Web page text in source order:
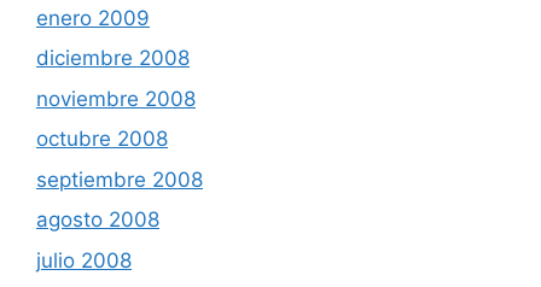
enero 2009
diciembre 2008
noviembre 2008
octubre 2008
septiembre 2008
agosto 2008
julio 2008